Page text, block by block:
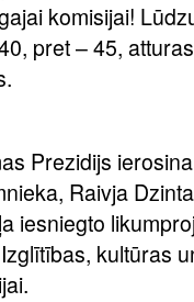
komisijai!
pret – 45,
Prezidijs
Raivja
iesniegto
kultūras